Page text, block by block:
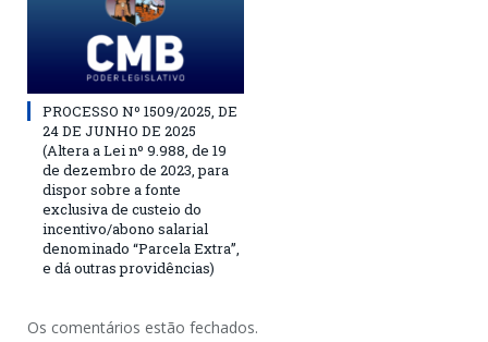
PROCESSO Nº 1509/2025, DE
24 DE JUNHO DE 2025
(Altera a Lei nº 9.988, de 19
de dezembro de 2023, para
dispor sobre a fonte
exclusiva de custeio do
incentivo/abono salarial
denominado “Parcela Extra”,
e dá outras providências)
Os comentários estão fechados.